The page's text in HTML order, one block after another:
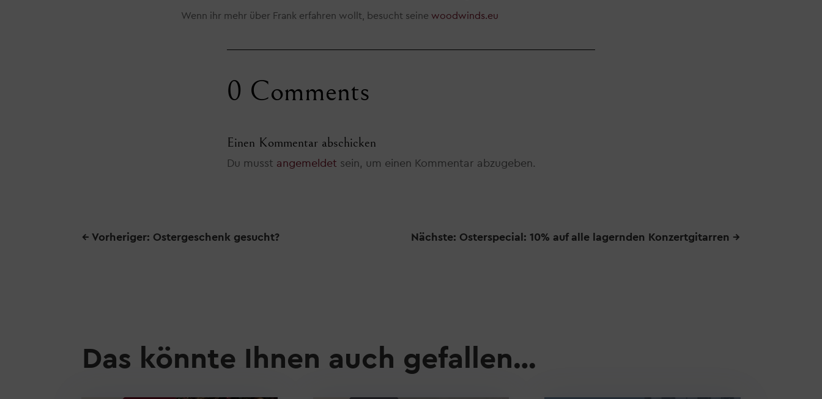
Wenn ihr mehr über Frank erfahren wollt, besucht seine woodwinds.eu
0 Comments
Einen Kommentar abschicken
Du musst angemeldet sein, um einen Kommentar abzugeben.
←Vorheriger: Ostergeschenk gesucht? Nächste: Osterspecial: 10% auf alle lagernden Konzertgitarren →
Das könnte Ihnen auch gefallen…